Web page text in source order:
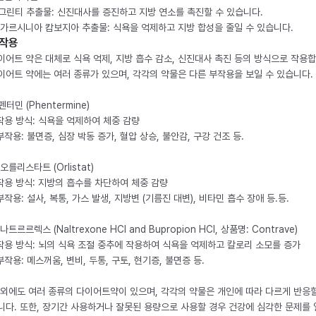
린티 추출물: 신진대사를 증진하고 지방 연소를 촉진할 수 있습니다.
르시니아 캄보지아 추출물: 식욕을 억제하고 지방 합성을 줄일 수 있습니다.
용
어트 약은 대체로 식욕 억제, 지방 흡수 감소, 신진대사 촉진 등의 방식으로 작용
어트 약에는 여러 종류가 있으며, 각각의 약물은 다른 부작용을 보일 수 있습니다.
터민 (Phentermine)
용 방식: 식욕을 억제하여 체중 감량
작용: 불면증, 심장 박동 증가, 혈압 상승, 불안감, 구강 건조 등.
를리스타트 (Orlistat)
용 방식: 지방의 흡수를 차단하여 체중 감량
작용: 설사, 복통, 가스 발생, 지방변 (기름진 대변), 비타민 흡수 장애 등.등.
트르르렉스 (Naltrexone HCl and Bupropion HCl, 상품명: Contrave)
용 방식: 뇌의 식욕 조절 중추에 작용하여 식욕을 억제하고 칼로리 소모를 증가
작용: 메스꺼움, 변비, 두통, 구토, 현기증, 불면증 등.
에도 여러 종류의 다이어트약이 있으며, 각각의 약물은 개인에 따라 다르게 반응
다. 또한, 장기간 사용하거나 잘못된 용량으로 사용할 경우 건강에 심각한 문제를